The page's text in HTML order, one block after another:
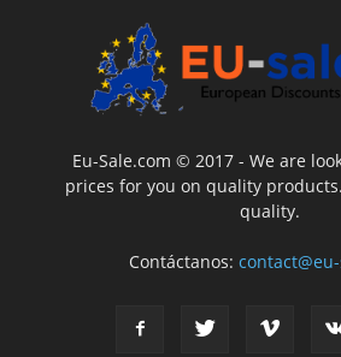
Eu-Sale.com © 2017 - We are
prices for you on quality
quality.
Contáctanos: